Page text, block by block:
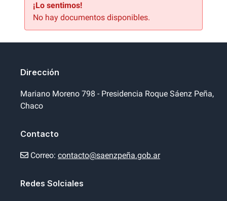
¡Lo sentimos!
No hay documentos disponibles.
Dirección
Mariano Moreno 798 - Presidencia Roque Sáenz Peña,
Chaco
Contacto
Correo: contacto@saenzpeña.gob.ar
Redes Solciales